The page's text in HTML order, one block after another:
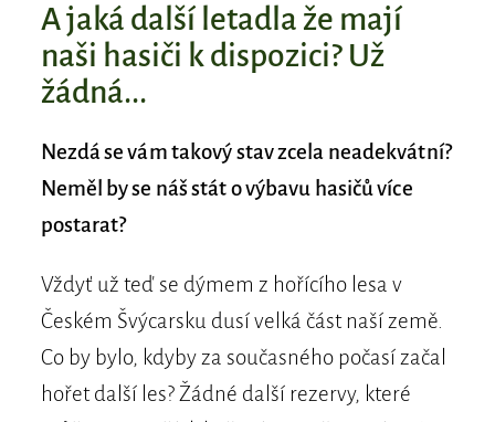
A jaká další letadla že mají
naši hasiči k dispozici? Už
žádná...
Nezdá se vám takový stav zcela neadekvátní?
Neměl by se náš stát o výbavu hasičů více
postarat?
Vždyť už teď se dýmem z hořícího lesa v
Českém Švýcarsku dusí velká část naší země.
Co by bylo, kdyby za současného počasí začal
hořet další les? Žádné další rezervy, které